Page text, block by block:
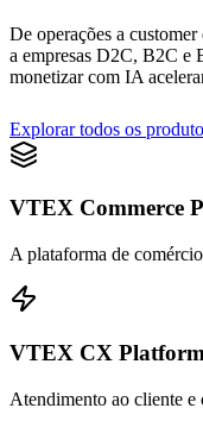
De operações a
a empresas D2C, B2C e
monetizar com IA
Explorar todos os
VTEX Commerce
A plataforma de
VTEX CX Platform
Atendimento ao cliente